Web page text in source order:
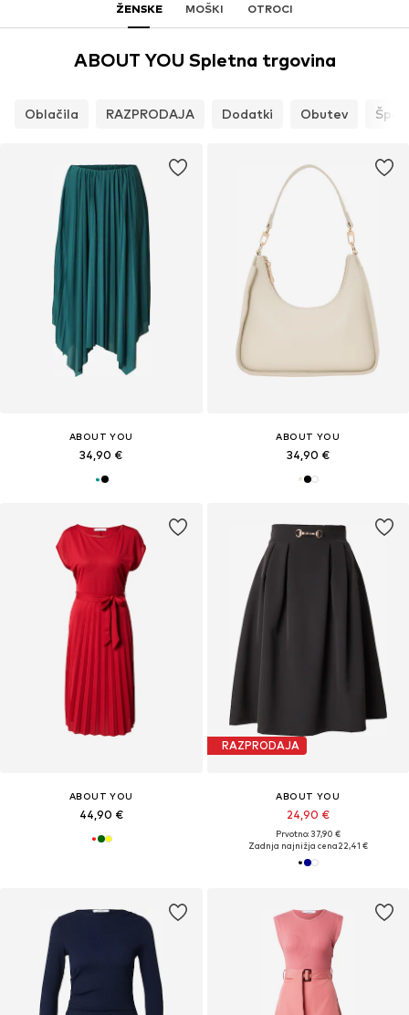
ŽENSKE MOŠKI OTROCI
ABOUT YOU Spletna trgovina
Oblačila RAZPRODAJA Dodatki Obutev
ABOUT YOU
34,90 €
ABOUT YOU
34,90 €
ABOUT YOU
44,90 €
RAZPRODAJA
ABOUT YOU
24,90 €
Prvotno: 37,90 €
Zadnja najnižja cena22,41 €